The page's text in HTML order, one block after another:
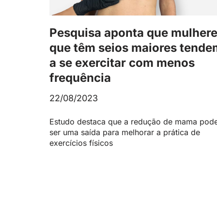
Pesquisa aponta que
que têm seios maiores
a se exercitar com menos
frequência
22/08/2023
Estudo destaca que a redução de mama
ser uma saída para melhorar a prática de
exercícios físicos